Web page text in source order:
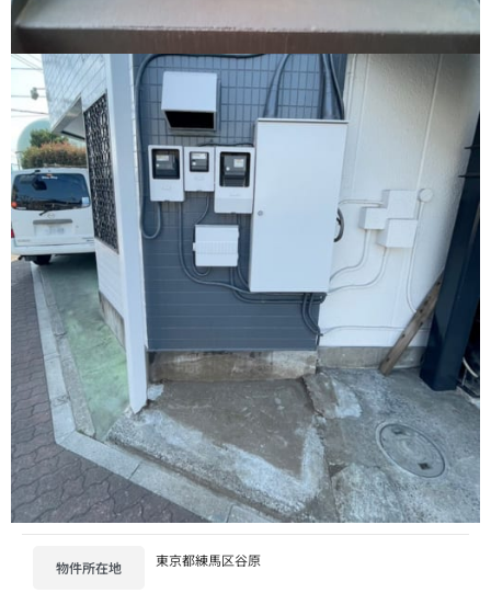
物件所在地 東京都練馬区谷原